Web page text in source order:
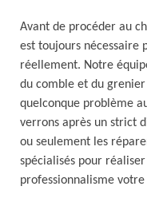
Avant de procéder au
est toujours nécessaire
réellement. Notre
du comble et du
quelconque problème
verrons après un strict
ou seulement les
spécialisés pour
professionnalisme